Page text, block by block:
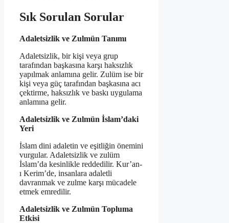
Sık Sorulan Sorular
Adaletsizlik ve Zulmün Tanımı
Adaletsizlik, bir kişi veya grup
tarafından başkasına karşı haksızlık
yapılmak anlamına gelir. Zulüm ise bir
kişi veya güç tarafından başkasına acı
çektirme, haksızlık ve baskı uygulama
anlamına gelir.
Adaletsizlik ve Zulmün İslam’daki
Yeri
İslam dini adaletin ve eşitliğin önemini
vurgular. Adaletsizlik ve zulüm
İslam’da kesinlikle reddedilir. Kur’an-
ı Kerim’de, insanlara adaletli
davranmak ve zulme karşı mücadele
etmek emredilir.
Adaletsizlik ve Zulmün Topluma
Etkisi